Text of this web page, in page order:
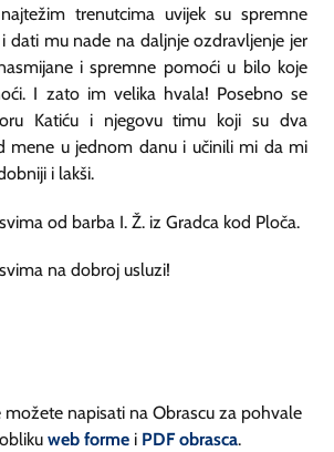
trenutcima uvijek su spremne
dati mu nade na daljnje ozdravljenje jer
i spremne pomoći u bilo koje
I zato im velika hvala! Posebno se
Katiću i njegovu timu koji su dva
mene u jednom danu i učinili mi da mi
i lakši.
od barba I. Ž. iz Gradca kod Ploča.
na dobroj usluzi!
možete napisati na Obrascu za pohvale
web forme i PDF obrasca.